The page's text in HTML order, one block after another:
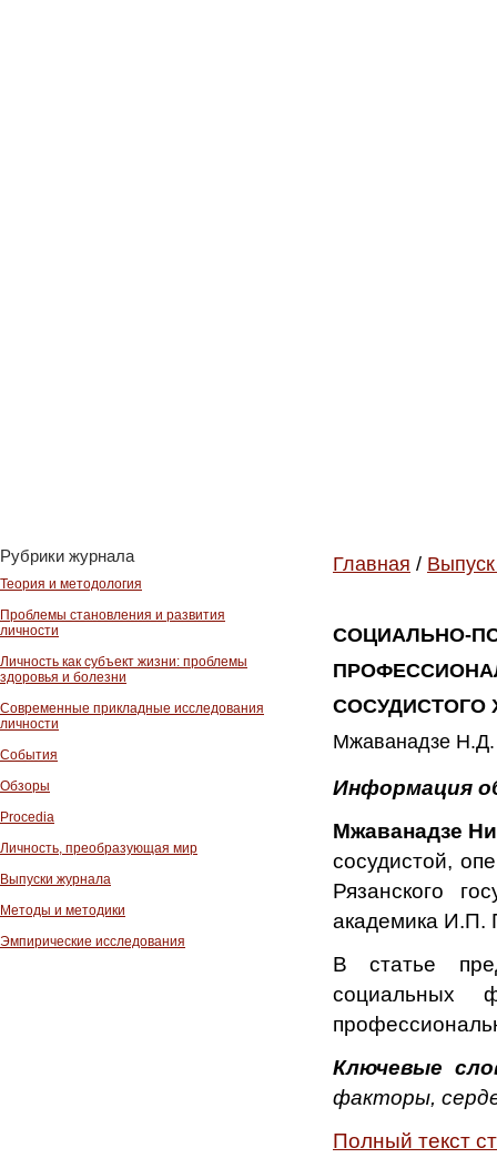
Рубрики журнала
Теория и методология
Проблемы становления и развития
личности
Личность как субъект жизни: проблемы
здоровья и болезни
Современные прикладные исследования
личности
События
Обзоры
Procedia
Личность, преобразующая мир
Выпуски журнала
Методы и методики
Эмпирические исследования
Главная /
СОЦИАЛЬНО-
СОСУДИСТОГО
Мжаванадзе Н.Д.
Информация
Мжаванадзе
сосудистой,
Рязанского
академика И.П.
В статье
социальных
Ключевые
факторы,
Полный текст